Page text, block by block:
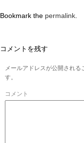
Bookmark the permalink
コメントを残す
メールアドレスが公開され
す。
コメント